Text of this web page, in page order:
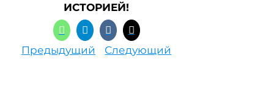
ИСТОРИЕЙ!
Предыдущий Следующий